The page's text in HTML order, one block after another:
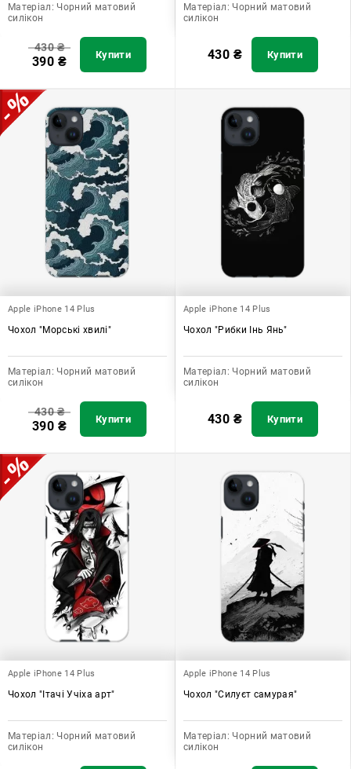
Матеріал: Чорний матовий
силікон
430₴
390 ₴ Купити
Матеріал: Чорний матовий
силікон
430 ₴ Купити
Apple iPhone 14 Plus
Чохол "Морські хвилі"
Матеріал: Чорний матовий
силікон
430₴
390 ₴ Купити
Apple iPhone 14 Plus
Чохол "Рибки Інь Янь"
Матеріал: Чорний матовий
силікон
430 ₴ Купити
Apple iPhone 14 Plus
Чохол "Ітачі Учіха арт"
Матеріал: Чорний матовий
силікон
Apple iPhone 14 Plus
Чохол "Силуєт самурая"
Матеріал: Чорний матовий
силікон